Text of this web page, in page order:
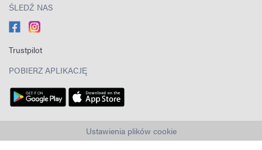
ŚLEDŹ NAS
Trustpilot
POBIERZ APLIKACJĘ
Ustawienia plików cookie